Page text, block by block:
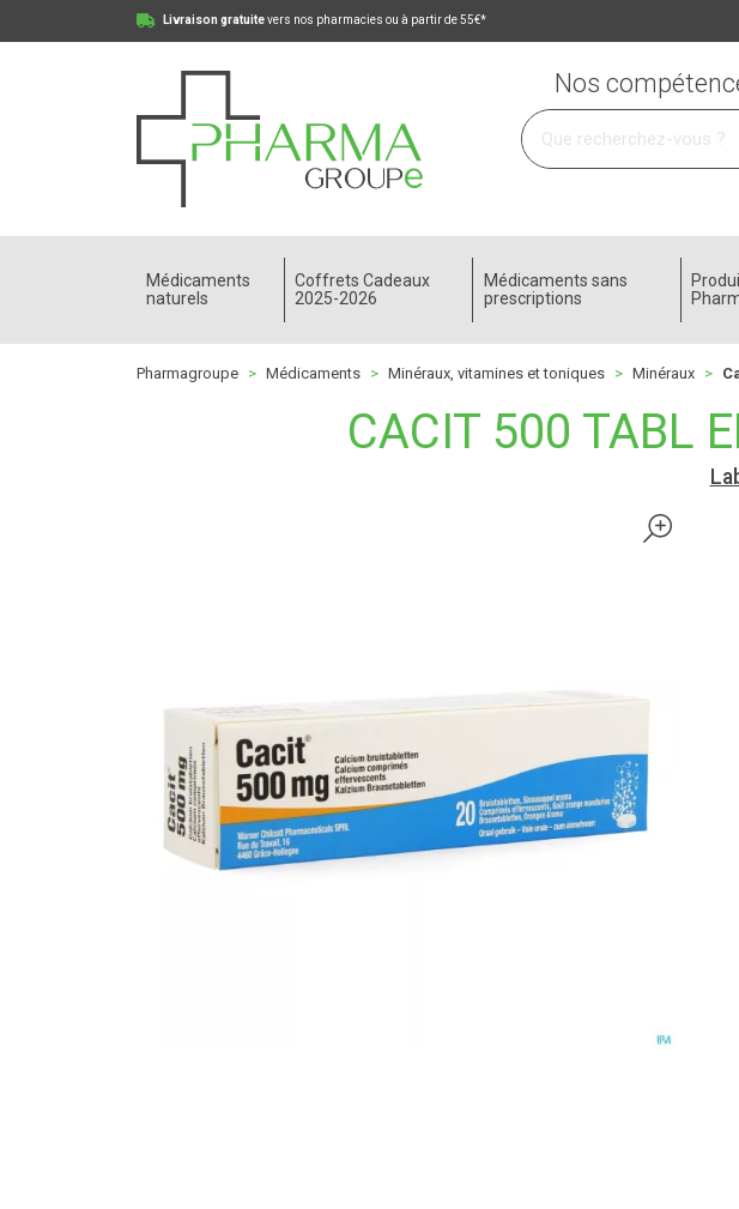
Livraison gratuitevers nos pharmacies ou à partir de 55€*
Pharmagroupe Votre pharmacie en ligne à votre service
Nos
Médicaments
naturels
Coffrets Cadeaux
2025-2026
Médicaments sans
prescriptions
Pharmagroupe Médicaments Minéraux, vitamines et toniques Minéraux
CACIT 500 TABL